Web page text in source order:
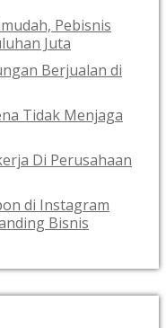
Pebisnis
Juta
Berjualan di
Tidak Menjaga
Di Perusahaan
di Instagram
Bisnis